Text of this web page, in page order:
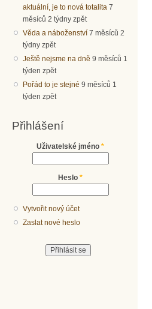
aktuální, je to nová totalita 7
měsíců 2 týdny zpět
Věda a náboženství 7 měsíců 2
týdny zpět
Ještě nejsme na dně 9 měsíců 1
týden zpět
Pořád to je stejné 9 měsíců 1
týden zpět
Přihlášení
Uživatelské jméno *
Heslo *
Vytvořit nový účet
Zaslat nové heslo